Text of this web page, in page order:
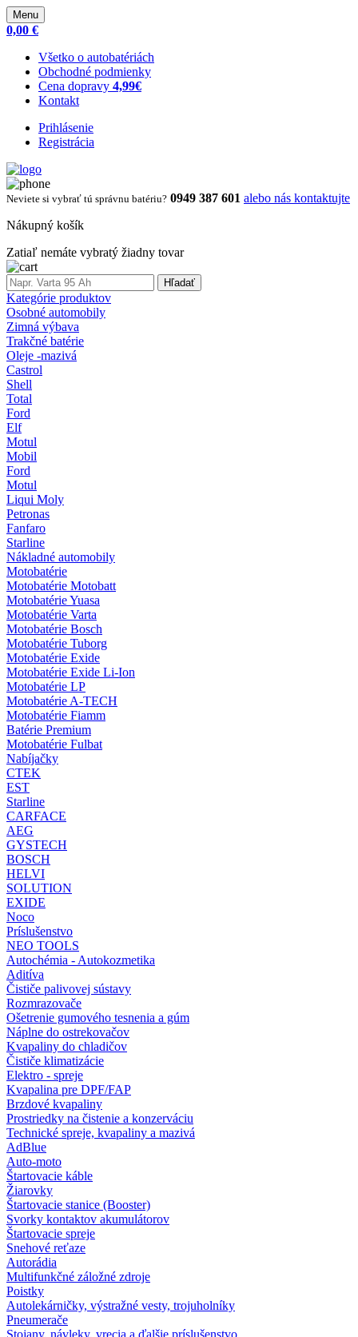
Menu
0,00 €
Všetko o autobatériách
Obchodné podmienky
Cena dopravy 4,99€
Kontakt
Prihlásenie
Registrácia
Neviete si vybrať tú správnu batériu? 0949 387 601 alebo nás kontaktujte
Nákupný košík
Zatiaľ nemáte vybratý žiadny tovar
Hľadať
Kategórie produktov
Osobné automobily
Zimná výbava
Trakčné batérie
Oleje -mazivá
Castrol
Shell
Total
Ford
Elf
Motul
Mobil
Ford
Motul
Liqui Moly
Petronas
Fanfaro
Starline
Nákladné automobily
Motobatérie
Motobatérie Motobatt
Motobatérie Yuasa
Motobatérie Varta
Motobatérie Bosch
Motobatérie Tuborg
Motobatérie Exide
Motobatérie Exide Li-Ion
Motobatérie LP
Motobatérie A-TECH
Motobatérie Fiamm
Batérie Premium
Motobatérie Fulbat
Nabíjačky
CTEK
EST
Starline
CARFACE
AEG
GYSTECH
BOSCH
HELVI
SOLUTION
EXIDE
Noco
Príslušenstvo
NEO TOOLS
Autochémia - Autokozmetika
Aditíva
Čističe palivovej sústavy
Rozmrazovače
Ošetrenie gumového tesnenia a gúm
Náplne do ostrekovačov
Kvapaliny do chladičov
Čističe klimatizácie
Elektro - spreje
Kvapalina pre DPF/FAP
Brzdové kvapaliny
Prostriedky na čistenie a konzerváciu
Technické spreje, kvapaliny a mazivá
AdBlue
Auto-moto
Štartovacie káble
Žiarovky
Štartovacie stanice (Booster)
Svorky kontaktov akumulátorov
Štartovacie spreje
Snehové reťaze
Autorádia
Multifunkčné záložné zdroje
Poistky
Autolekárničky, výstražné vesty, trojuholníky
Pneumerače
Stojany, návleky, vrecia a ďalšie príslušenstvo